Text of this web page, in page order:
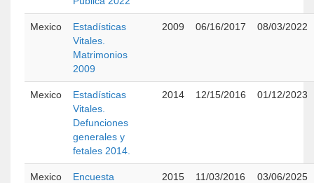
Mexico
Estadísticas
Vitales.
Matrimonios
2009
2009 06/16/2017 08/03/2022
Mexico
Estadísticas
Vitales.
Defunciones
generales y
fetales 2014.
2014 12/15/2016 01/12/2023
Mexico
Encuesta
2015 11/03/2016 03/06/2025